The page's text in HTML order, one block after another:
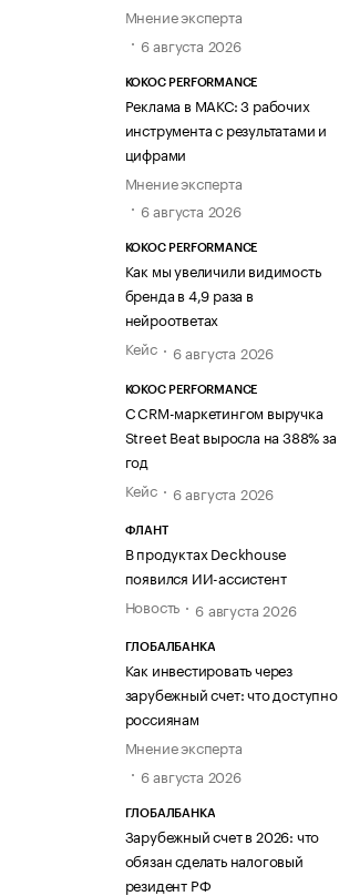
Мнение эксперта
6 августа 2026
KOKOC PERFORMANCE
Реклама в МАКС: 3 рабочих
инструмента с результатами и
цифрами
Мнение эксперта
6 августа 2026
KOKOC PERFORMANCE
Как мы увеличили видимость
бренда в 4,9 раза в
нейроответах
Кейс
6 августа 2026
KOKOC PERFORMANCE
С CRM-маркетингом выручка
Street Beat выросла на 388% за
год
Кейс
6 августа 2026
ФЛАНТ
В продуктах Deckhouse
появился ИИ-ассистент
Новость
6 августа 2026
ГЛОБАЛБАНКА
Как инвестировать через
зарубежный счет: что доступно
россиянам
Мнение эксперта
6 августа 2026
ГЛОБАЛБАНКА
Зарубежный счет в 2026: что
обязан сделать налоговый
резидент РФ